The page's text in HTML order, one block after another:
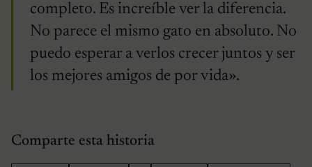
completo. Es increíble ver la diferencia.
No parece el mismo gato en absoluto. No
puedo esperar a verlos crecer juntos y ser
los mejores amigos de por vida».
Comparte esta historia